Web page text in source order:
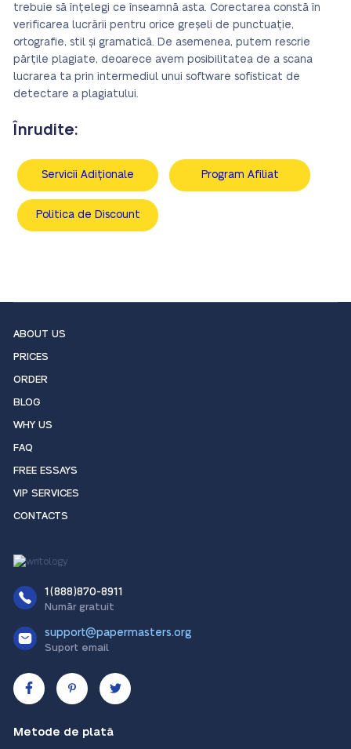
trebuie să înțelegi ce înseamnă asta. Corectarea constă în
verificarea lucrării pentru orice greșeli de punctuație,
ortografie, stil și gramatică. De asemenea, putem rescrie
părțile plagiate, deoarece avem posibilitatea de a scana
lucrarea ta prin intermediul unui software sofisticat de
detectare a plagiatului.
Înrudite:
Servicii Adiționale Program Afiliat
Politica de Discount
ABOUT US
PRICES
ORDER
BLOG
WHY US
FAQ
FREE ESSAYS
VIP SERVICES
CONTACTS
1(888)870-8911
Număr gratuit
support@papermasters.org
Suport email
Metode de plată